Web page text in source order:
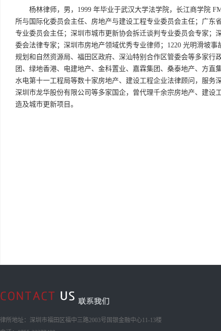
杨林律师，男，1999 年毕业于武汉大学法学院，长江商学院
所与国际化委员会主任、房地产与建设工程专业委员会主任；广
专业委员会主任；深圳市城市更新协会拆迁谈判专业委员会专家
委会法律专家；深圳市房地产领域优秀专业律师；1220 光明滑坡
规划和自然资源局、福田区政府、深汕特别合作区管委会等多家
团、绿地香港、电建地产、金科置业、嘉霖集团、桑泰地产、方
水电第十一工程局等数十家房地产、建设工程企业法律顾问，服
深圳市龙华股份有限公司等多家国企，曾代理千余宗房地产、建
造及城市更新项目。
律所地址：深圳市福田区福中三路2003号国银金融中心11-13楼